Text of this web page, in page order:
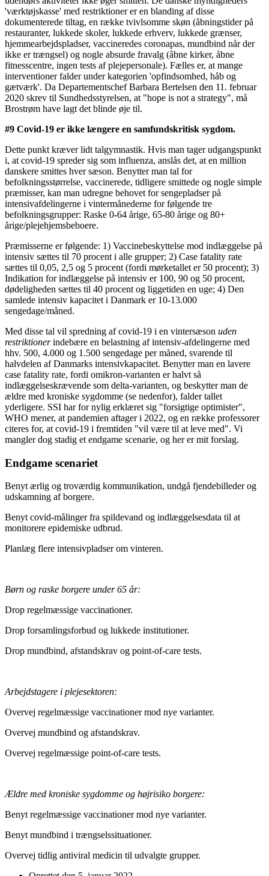
'værktøjskasse' med restriktioner er en blanding af disse
dokumenterede tiltag, en række tvivlsomme skøn (åbningstider på
restauranter, lukkede skoler, lukkede erhverv, lukkede grænser,
hjemmearbejdspladser, vaccineredes coronapas, mundbind når der
ikke er trængsel) og nogle absurde fravalg (åbne kirker, åbne
fitnesscentre, ingen tests af plejepersonale). Fælles er, at mange
interventioner falder under kategorien 'opfindsomhed, håb og
gætværk'. Da Departementschef Barbara Bertelsen den 11. februar
2020 skrev til Sundhedsstyrelsen, at "hope is not a strategy", må
Brostrøm have lagt det blinde øje til.
#9 Covid-19 er ikke længere en samfundskritisk sygdom.
Dette punkt kræver lidt talgymnastik. Hvis man tager udgangspunkt
i, at covid-19 spreder sig som influenza, anslås det, at en million
danskere smittes hver sæson. Benytter man tal for
befolkningsstørrelse, vaccinerede, tidligere smittede og nogle simple
præmisser, kan man udregne behovet for sengepladser på
intensivafdelingerne i vintermånederne for følgende tre
befolkningsgrupper: Raske 0-64 årige, 65-80 årige og 80+
årige/plejehjemsbeboere.
Præmisserne er følgende: 1) Vaccinebeskyttelse mod indlæggelse på
intensiv sættes til 70 procent i alle grupper; 2) Case fatality rate
sættes til 0,05, 2,5 og 5 procent (fordi mørketallet er 50 procent); 3)
Indikation for indlæggelse på intensiv er 100, 90 og 50 procent,
dødeligheden sættes til 40 procent og liggetiden en uge; 4) Den
samlede intensiv kapacitet i Danmark er 10-13.000
sengedage/måned.
Med disse tal vil spredning af covid-19 i en vintersæson uden
restriktionerindebære en belastning af intensiv-afdelingerne med
hhv. 500, 4.000 og 1.500 sengedage per måned, svarende til
halvdelen af Danmarks intensivkapacitet. Benytter man en lavere
case fatality rate, fordi omikron-varianten er halvt så
indlæggelseskrævende som delta-varianten, og beskytter man de
ældre med kroniske sygdomme (se nedenfor), falder tallet
yderligere. SSI har for nylig erklæret sig "forsigtige optimister",
WHO mener, at pandemien aftager i 2022, og en række professorer
citeres for, at covid-19 i fremtiden "vil være til at leve med". Vi
mangler dog stadig et endgame scenarie, og her er mit forslag.
Endgame scenariet
Benyt ærlig og troværdig kommunikation, undgå fjendebilleder og
udskamning af borgere.
Benyt covid-målinger fra spildevand og indlæggelsesdata til at
monitorere epidemiske udbrud.
Planlæg flere intensivpladser om vinteren.
Børn og raske borgere under 65 år:
Drop regelmæssige vaccinationer.
Drop forsamlingsforbud og lukkede institutioner.
Drop mundbind, afstandskrav og point-of-care tests.
Arbejdstagere i plejesektoren:
Overvej regelmæssige vaccinationer mod nye varianter.
Overvej mundbind og afstandskrav.
Overvej regelmæssige point-of-care tests.
Ældre med kroniske sygdomme og højrisiko borgere:
Benyt regelmæssige vaccinationer mod nye varianter.
Benyt mundbind i trængselssituationer.
Overvej tidlig antiviral medicin til udvalgte grupper.